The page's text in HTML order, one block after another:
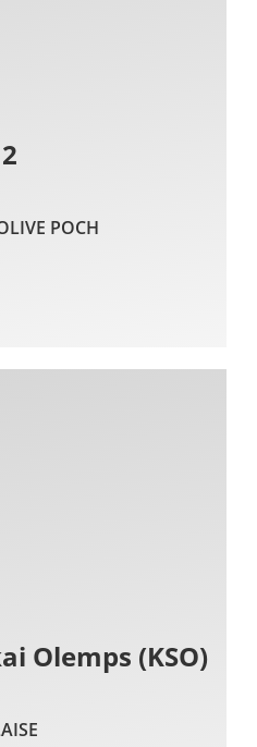
POCH
Olemps (KSO)